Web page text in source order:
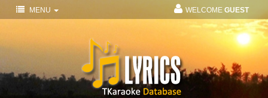
MENU WELCOME GUEST